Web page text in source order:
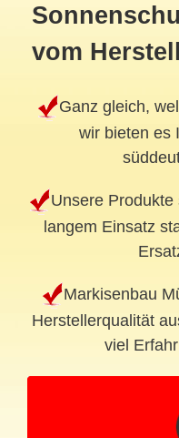
vom
Ganz gleich,
wir bieten es
Unsere
langem Einsatz
Markisenbau
Herstellerqualität
viel